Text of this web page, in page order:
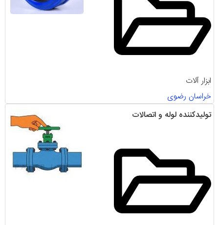
ابزار آلات
خراسان رضوی
تولیدکننده لوله و اتصالات